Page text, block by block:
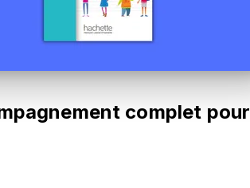
complet pour